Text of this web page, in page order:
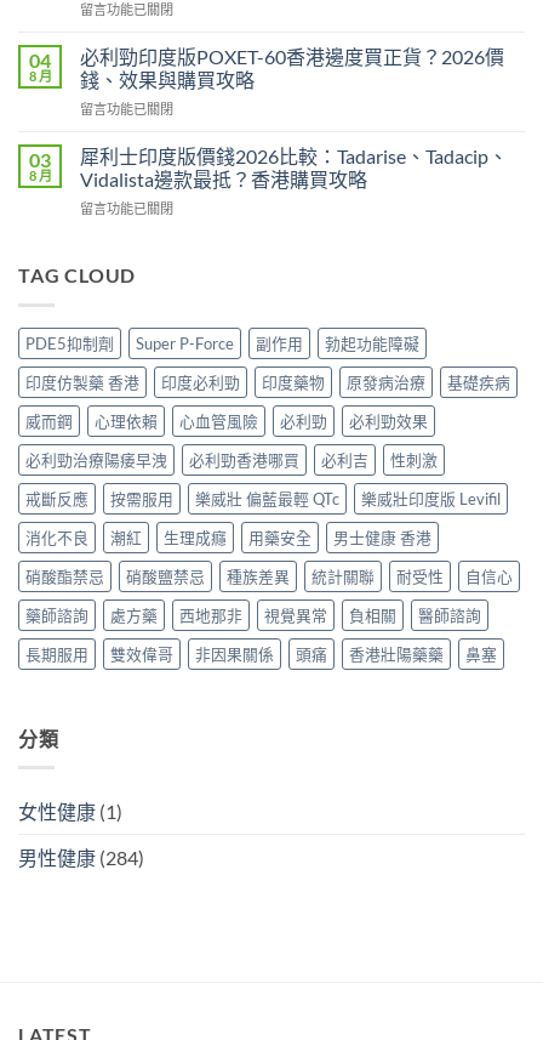
買
安
全？
網
攻
略：
貨
點
＋
3
招
辨
別
假〉
中
度
Levitra
邊
度
買
貨？
2026
錢、
與
攻
略〉
中
在
利
吉
Super
P-
藍
P
港
買
2026
雙
效
偉
價
錢、
效
果
與
購
買
攻
略〉
中
留言功能已關閉
04
8 月
必利勁印度版POXET-60香港邊度買正貨？2026價
錢、效果與購買攻略
在
利
勁
印
度
60
邊
度
買
正
貨？
2026
價
錢、
效
果
與
購
買
攻
略〉
中
留言功能已關閉
03
8 月
犀利士印度版價錢2026比較：Tadarise、Tadacip、
Vidalista邊款最抵？香港購買攻略
在
士
版
價
錢
2026
比
較：
Tadarise、
Tadacip、
Vidalista
邊
款
最
抵？
香
港
購
買
留言功能已關閉
TAG CLOUD
PDE5抑制劑 Super P-Force 副作用
勃起功能障礙
印度仿製藥 香港
印度必利勁 印度藥物 原發病治療
基礎疾病
威而鋼
心理依賴 心血管風險 必利勁
必利勁效果
必利勁治療陽痿早洩
必利勁香港哪買 必利吉
性刺激
戒斷反應
按需服用 樂威壯 偏藍最輕 QTc
樂威壯印度版 Levifil
消化不良
潮紅 生理成癮 用藥安全
男士健康 香港
硝酸酯禁忌
硝酸鹽禁忌 種族差異 統計關聯 耐受性
自信心
藥師諮詢
處方藥 西地那非 視覺異常 負相關
醫師諮詢
長期服用
雙效偉哥 非因果關係 頭痛 香港壯陽藥藥 鼻塞
分類
女性健康 (1)
男性健康 (284)
LATEST